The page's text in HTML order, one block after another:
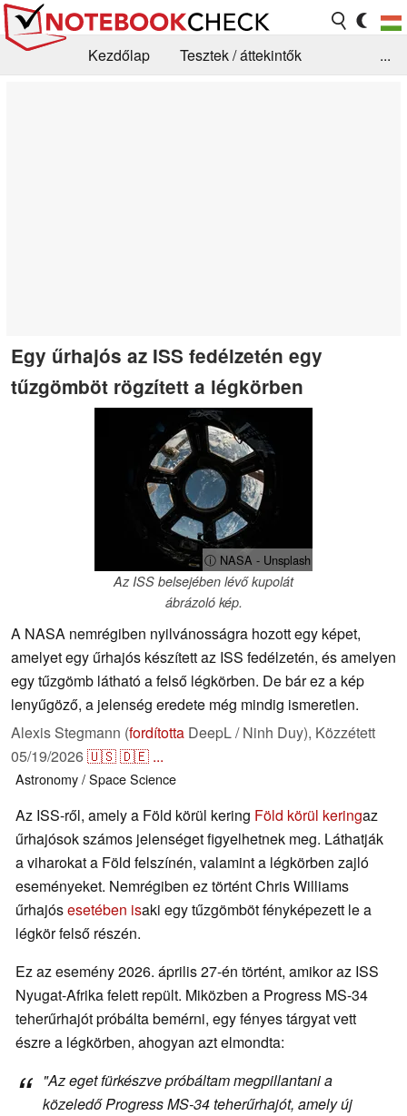
Kezdőlap
Tesztek / áttekintők
...
Egy űrhajós az ISS fedélzetén egy
tűzgömböt rögzített a légkörben
ⓘ NASA - Unsplash
Az ISS belsejében lévő kupolát
ábrázoló kép.
A NASA nemrégiben nyilvánosságra hozott egy képet,
amelyet egy űrhajós készített az ISS fedélzetén, és amelyen
egy tűzgömb látható a felső légkörben. De bár ez a kép
lenyűgöző, a jelenség eredete még mindig ismeretlen.
Alexis Stegmann (fordította DeepL / Ninh Duy), Közzétett
05/19/2026🇺🇸🇩🇪 ...
Astronomy / SpaceScience
Az ISS-ről, amely a Föld körül kering Föld körül keringaz
űrhajósok számos jelenséget figyelhetnek meg. Láthatják
a viharokat a Föld felszínén, valamint a légkörben zajló
eseményeket. Nemrégiben ez történt Chris Williams
űrhajósesetében isaki egy tűzgömböt fényképezett le a
légkör felső részén.
Ez az esemény 2026. április 27-én történt, amikor az ISS
Nyugat-Afrika felett repült. Miközben a Progress MS-34
teherűrhajót próbálta bemérni, egy fényes tárgyat vett
észre a légkörben, ahogyan azt elmondta:
"Az eget fürkészve próbáltam megpillantani a
közeledő Progress MS-34 teherűrhajót, amely új